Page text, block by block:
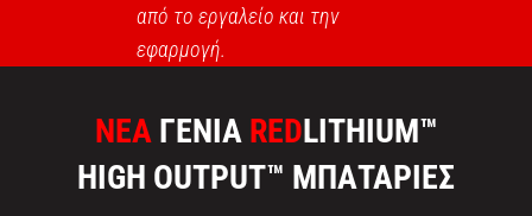
από το εργαλείο και την
εφαρμογή.
ΝΕΑ ΓΕΝΙΑ REDLITHIUM™
HIGH OUTPUT™ ΜΠΑΤΑΡΙΕΣ